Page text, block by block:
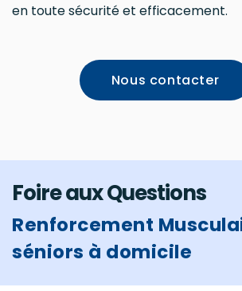
en toute sécurité et efficacement.
Nous contacter
Foire aux Questions
Renforcement
séniors à domicile